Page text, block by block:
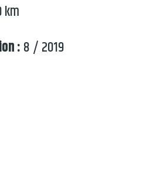
km
:8 / 2019